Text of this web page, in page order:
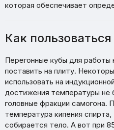
которая обеспечивает
Как пользоваться
Перегонные кубы для работы
поставить на плиту.
использовать на
достижения температуры не
головные фракции самогона.
температура кипения
собирается тело. А вот при